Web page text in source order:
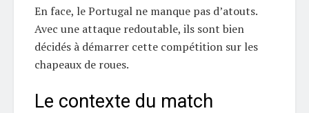
En face, le Portugal ne manque pas d’atouts.
Avec une attaque redoutable, ils sont bien
décidés à démarrer cette compétition sur les
chapeaux de roues.
Le contexte du match